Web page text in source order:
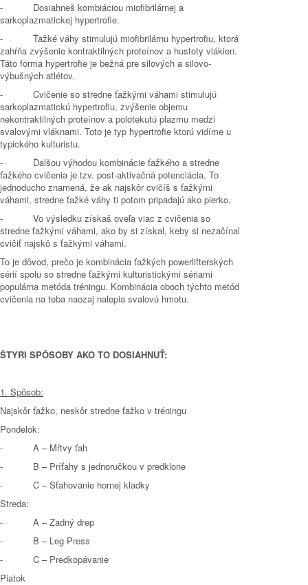
- Dosiahneš kombiáciou miofibrilárnej a
sarkoplazmatickej hypertrofie.
- Ťažké váhy stimulujú miofibrilárnu hypertrofiu, ktorá
zahŕňa zvýšenie kontraktilných proteínov a hustoty vlákien.
Táto forma hypertrofie je bežná pre silových a silovo-
výbušných atlétov.
- Cvičenie so stredne ťažkými váhami stimulujú
sarkoplazmatickú hypertrofiu, zvýšenie objemu
nekontraktilných proteínov a polotekutú plazmu medzi
svalovými vláknami. Toto je typ hypertrofie ktorú vidíme u
typického kulturistu.
- Ďalšou výhodou kombinácie ťažkého a stredne
ťažkého cvičenia je tzv. post-aktivačná potenciácia. To
jednoducho znamená, že ak najskôr cvičíš s ťažkými
váhami, stredne ťažké váhy ti potom pripadajú ako pierko.
- Vo výsledku získaš oveľa viac z cvičenia so
stredne ťažkými váhami, ako by si získal, keby si nezačínal
cvičiť najskô s ťažkými váhami.
To je dôvod, prečo je kombinácia ťažkých powerlifterských
sérií spolu so stredne ťažkými kulturistickými sériami
populárna metóda tréningu. Kombinácia oboch týchto metód
cvičenia na teba naozaj nalepia svalovú hmotu.
ŠTYRI SPÔSOBY AKO TO DOSIAHNUŤ:
1. Spôsob:
Najskôr ťažko, neskôr stredne ťažko v tréningu
Pondelok:
- A – Mŕtvy ťah
- B – Príťahy s jednoručkou v predklone
- C – Sťahovanie hornej kladky
Streda:
- A – Zadný drep
- B – Leg Press
- C – Predkopávanie
Piatok